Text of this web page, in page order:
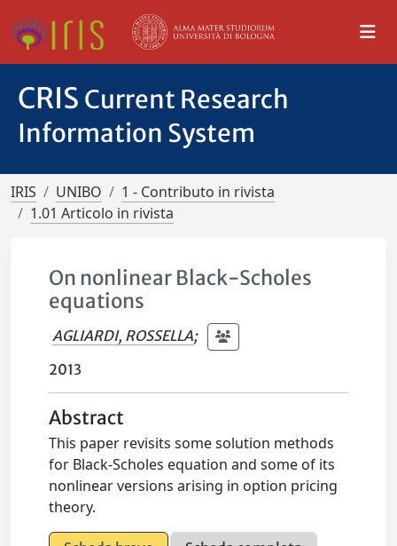
CRIS Current Research
Information System
IRIS UNIBO
1 - Contributo in rivista
1.01 Articolo in rivista
On nonlinear Black-Scholes
equations
AGLIARDI, ROSSELLA;
2013
Abstract
This paper revisits some solution methods
for Black-Scholes equation and some of its
nonlinear versions arising in option pricing
theory.